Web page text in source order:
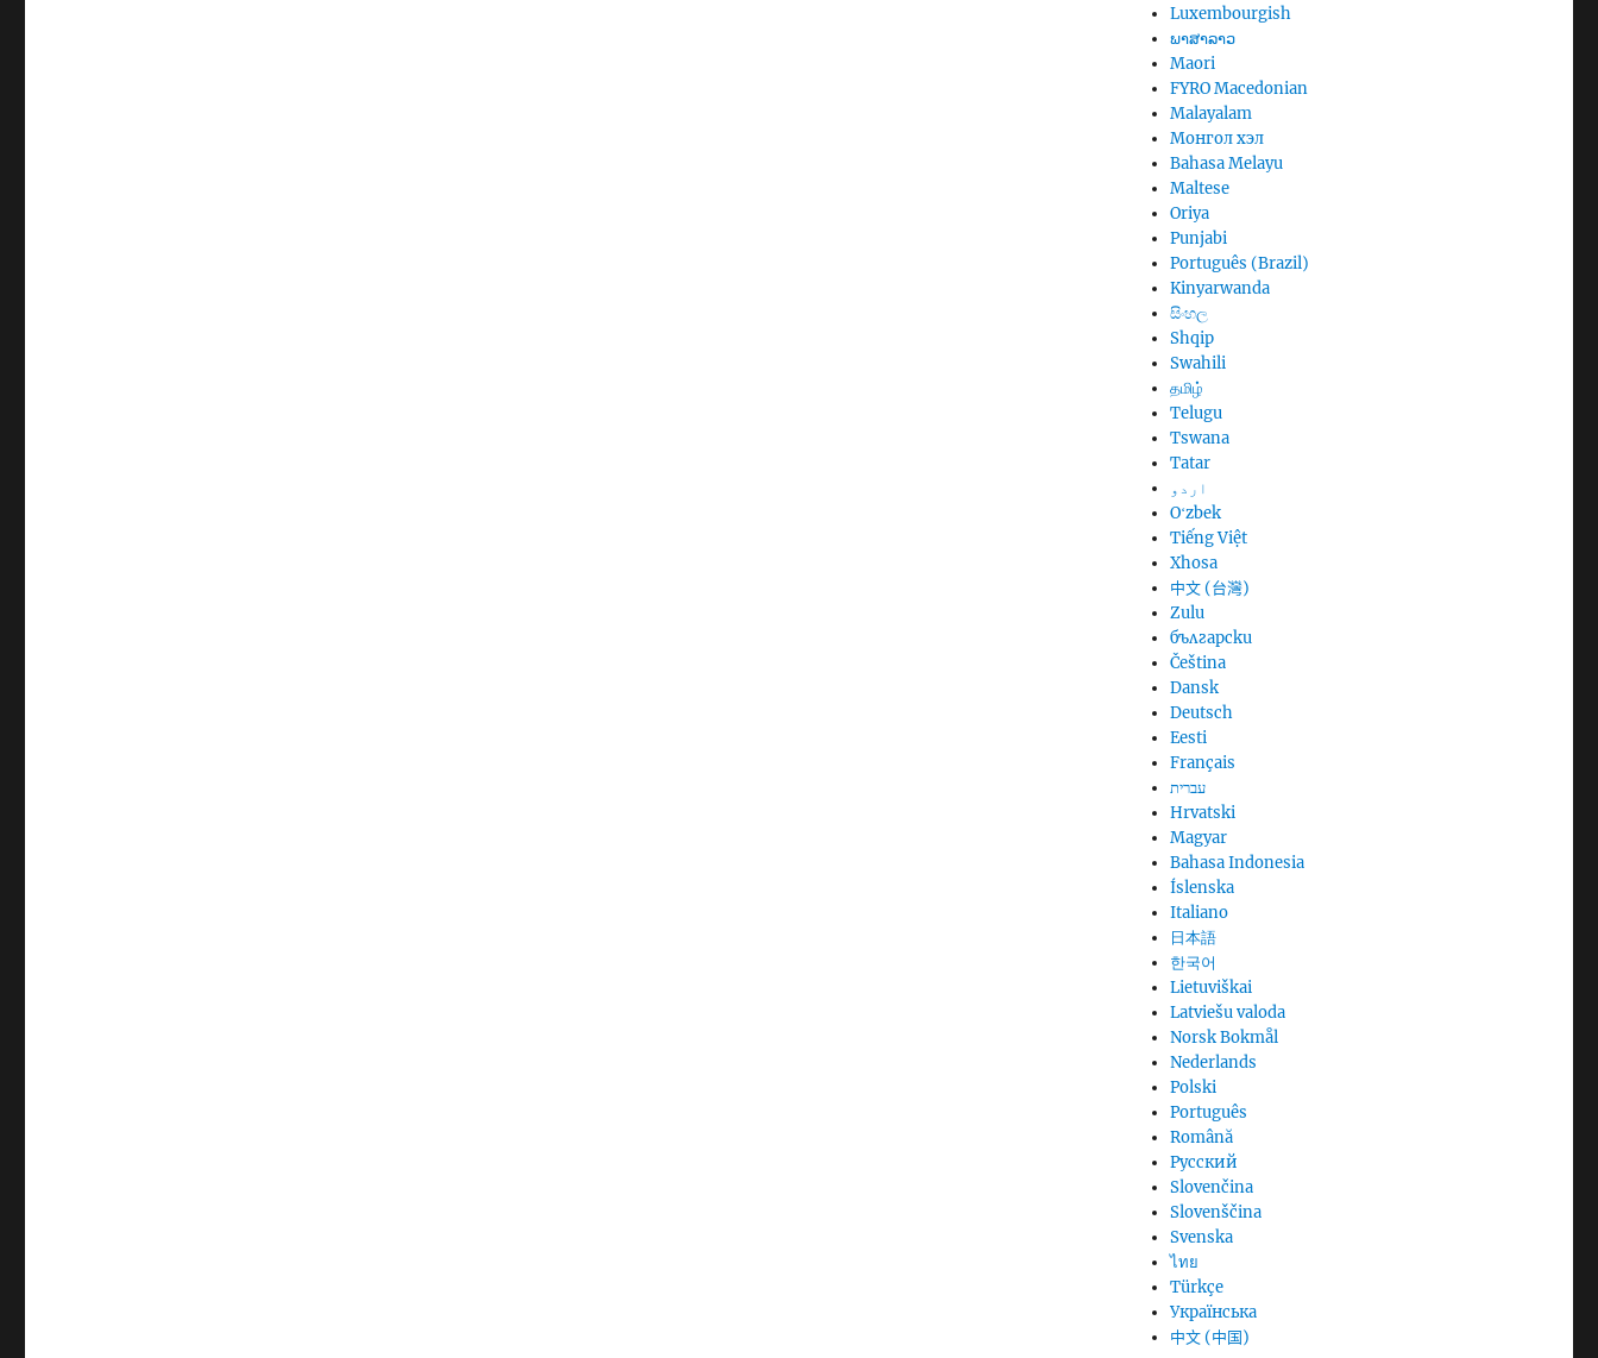
Luxembourgish
ພາສາລາວ
Maori
FYRO Macedonian
Malayalam
Монгол хэл
Bahasa Melayu
Maltese
Oriya
Punjabi
Português (Brazil)
Kinyarwanda
සිංහල
Shqip
Swahili
தமிழ்
Telugu
Tswana
Tatar
اردو
Oʻzbek
Tiếng Việt
Xhosa
中文 (台灣)
Zulu
български
Čeština
Dansk
Deutsch
Eesti
Français
עברית
Hrvatski
Magyar
Bahasa Indonesia
Íslenska
Italiano
日本語
한국어
Lietuviškai
Latviešu valoda
Norsk Bokmål
Nederlands
Polski
Português
Română
Русский
Slovenčina
Slovenščina
Svenska
ไทย
Türkçe
Українська
中文 (中国)